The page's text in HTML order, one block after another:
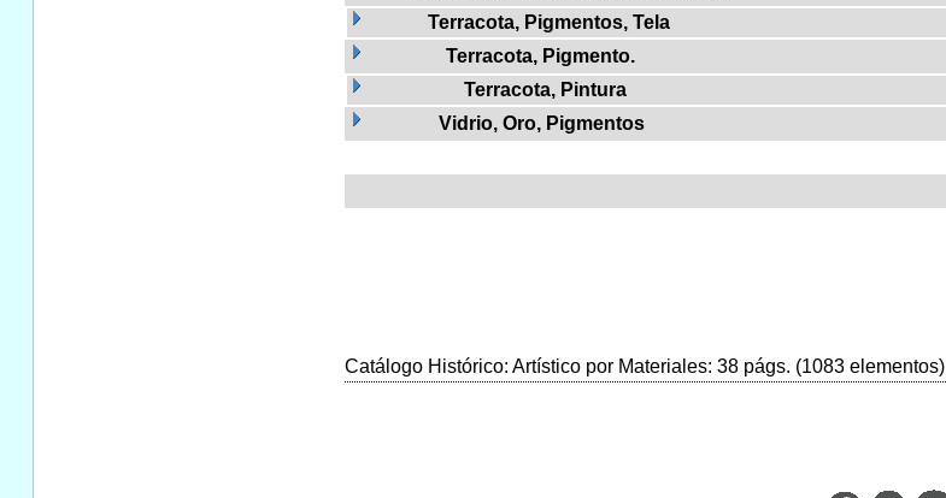
Terracota, Pigmentos, Tela
Terracota, Pigmento.
Terracota, Pintura
Vidrio, Oro, Pigmentos
Catálogo Histórico: Artístico por Materiales: 38 págs. (1083 elementos)